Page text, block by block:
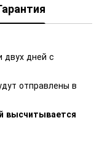
дней с
отправлены в
высчитывается